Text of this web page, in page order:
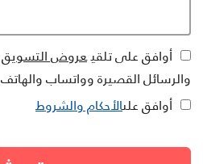
أوافق على تلقي عروض التسويق
والرسائل القصيرة وواتساب والهاتف
أوافق علىالأحكام والشروط